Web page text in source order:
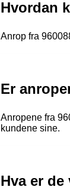
Hvordan
Anrop fra
Er
Anropene fra
kundene sine.
Hva er